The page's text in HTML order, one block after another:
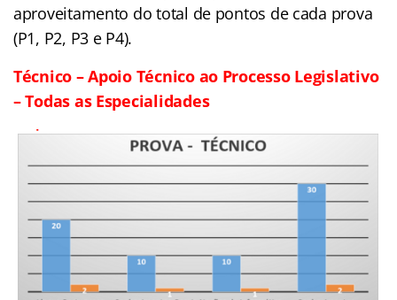
aproveitamento do total de pontos de cada prova
(P1, P2, P3 e P4).
Técnico – Apoio Técnico ao Processo Legislativo
– Todas as Especialidades